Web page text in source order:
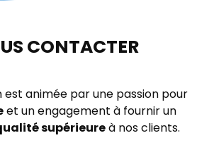
CONTACTER
est animée par une passion pour
et un engagement à fournir un
supérieureà nos clients.